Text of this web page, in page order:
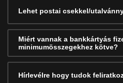
Lehet postai csekkel/
Miért vannak a bankkártyás
minimumösszegekhez kötve?
Hírlevélre hogy tudok